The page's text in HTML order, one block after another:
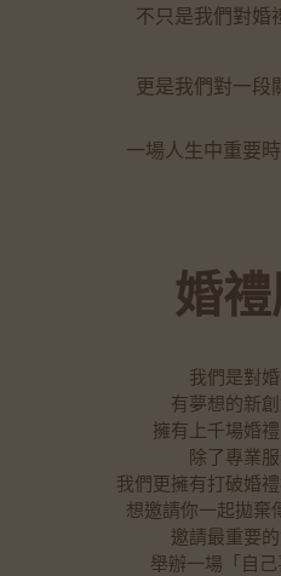
不只是我們對婚
更是我們對一段
一場人生中重要
婚
我們是對
有夢想的新
擁有上千場婚
除了專業
我們更擁有打破婚
想邀請你一起拋棄
邀請最重要
舉辦一場「自